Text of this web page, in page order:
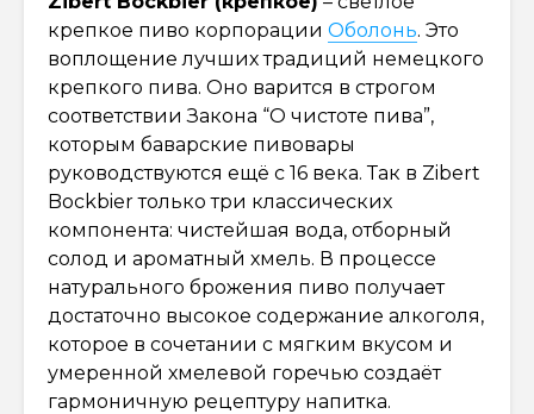
крепкое пиво корпорации Оболонь. Это
воплощение лучших традиций немецкого
крепкого пива. Оно варится в строгом
соответствии Закона “О чистоте пива”,
которым баварские пивовары
руководствуются ещё с 16 века. Так в Zibert
Bockbier только три классических
компонента: чистейшая вода, отборный
солод и ароматный хмель. В процессе
натурального брожения пиво получает
достаточно высокое содержание алкоголя,
которое в сочетании с мягким вкусом и
умеренной хмелевой горечью создаёт
гармоничную рецептуру напитка.